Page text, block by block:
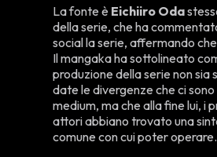
La fonte è Eichiiro Oda
della serie, che ha
social la serie, affermando
Il mangaka ha sottolineato
produzione della serie non sia
date le divergenze che ci sono
medium, ma che alla fine lui, i
attori abbiano trovato una
comune con cui poter operare.